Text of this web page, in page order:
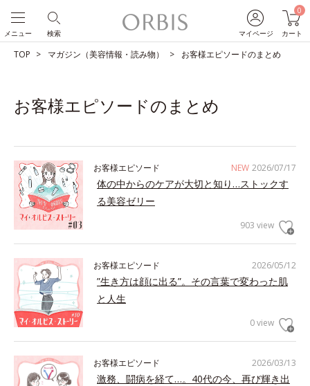
マイページ
0
カート
検索
メニュー
TOP マガジン（美容情報・読み物） お客様エピソードのまとめ
お客様エピソードのまとめ
NEW 2026/07/17
お客様エピソード
体の中からのケアが大切と知り…ストックす
る美容ゼリー
903 view
2026/05/12
お客様エピソード
”生き方は顔に出る”。その言葉で変わった肌
と人生
0 view
2026/03/13
お客様エピソード
激務、闘病を経て…。40代の今、再び輝き出